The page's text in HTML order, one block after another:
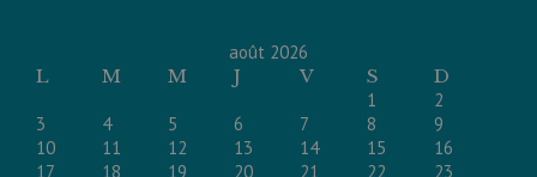
août 2026
L
M M J V S
D
1
2
3
4 5 6 7 8
9
10
11 12 13 14 15
16
17
18 19 20 21 22 23